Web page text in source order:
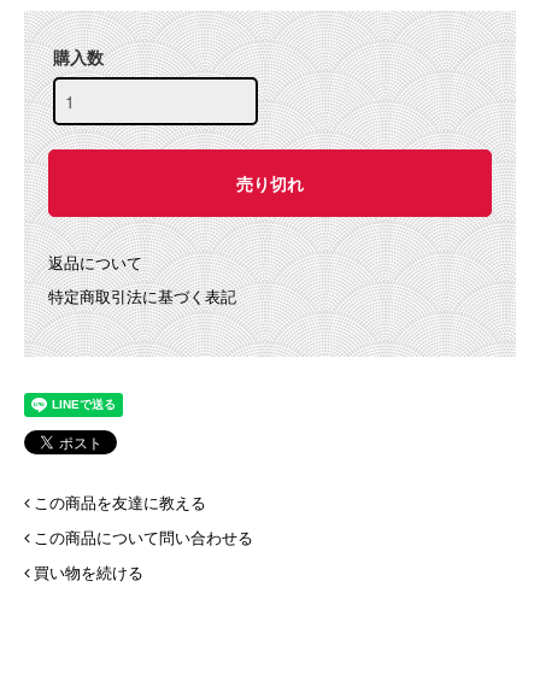
購入数
返品について
特定商取引法に基づく表記
この商品を友達に教える
この商品について問い合わせる
買い物を続ける